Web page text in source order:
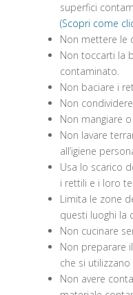
superfici
(Scopri come
Non mettere le
Non toccarti la
contaminato.
Non baciare i
Non
Non mangiare
Non lavare
all’igiene
Usa lo scarico
i rettili e i loro
Limita le zone
questi luoghi la
Non cucinare
Non preparare
che si
Non avere